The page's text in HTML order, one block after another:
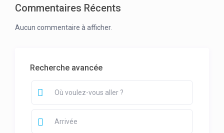
Commentaires Récents
Aucun commentaire à afficher.
Recherche avancée